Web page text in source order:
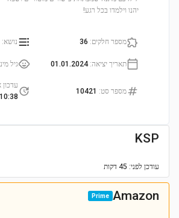
יהנו וילמדו בכל רגע!
מספר חלקים:
36 נושא:
תאריך יציאה:
01.01.2024 גיל
מספר סט:
10421
עדכון
KSP
עודכן לפני: 45 דקות
Amazon
Prime